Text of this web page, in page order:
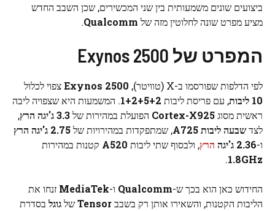
ביצועים שונים משמעותית בין שני המכשירים, שכן השבב החדש
מציע מפרט שונה לחלוטין מזה של Qualcomm
.
המפרט של Exynos 2500
לפי הדלפות שפורסמו ב-X (טוויטר), Exynos 2500צפוי לכלול
10 ליבות
, עם פריסת ליבות 1+2+5+2. המשמעות היא שצפויה ליבה
ראשית מסוגCortex-X925 הפועלת במהירות של3.3 ג'יגה הרץ
,
לצדשבעה ליבות A725 , שמתפקדות במהירויות של2.75 ג'יגה הרץ
ו-2.36 ג'יגה הרץ, ולבסוף שתי ליבות A520 קטנות במהירות
1.8GHz
.
החידוש כאן הוא בכך ש-Qualcomm ו-MediaTek זנחו את
הליבות הקטנות, והשאירו אותן רק בשבבTensorשלגוגל בסדרת